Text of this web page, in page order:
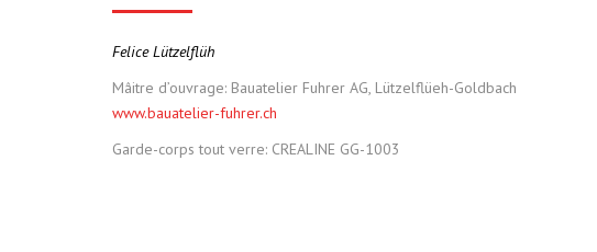
Felice Lützelflüh
Mâitre d’ouvrage: Bauatelier Fuhrer AG, Lützelflüeh-Goldbach
www.bauatelier-fuhrer.ch
Garde-corps tout verre: CREALINE GG-1003